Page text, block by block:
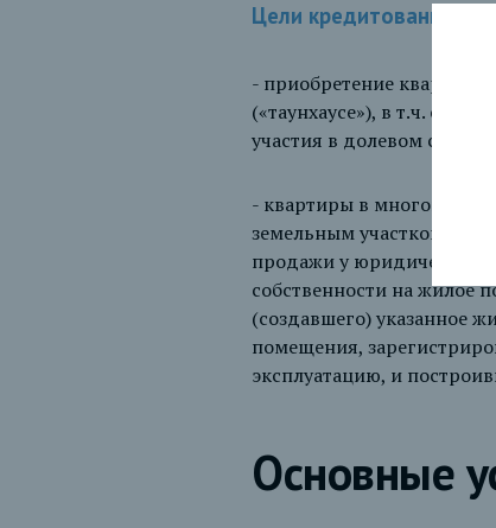
Цели кредитования
- приобретение
(«таунхаусе»), в т.ч. с
участия в долевом
- квартиры в
земельным участком/
продажи у юридического
собственности на жилое
(создавшего) указанное
помещения,
эксплуатацию, и
Основные